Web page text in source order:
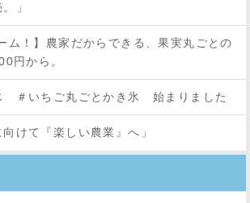
」
ム！】農家だからできる、果実丸ごとの
円から。
＃いちご丸ごとかき氷 始まりました
向けて『楽しい農業』へ」